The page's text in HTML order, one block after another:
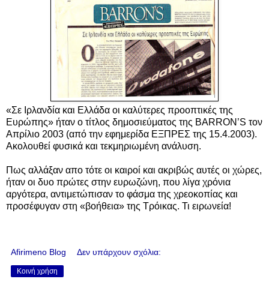
«Σε Ιρλανδία και Ελλάδα οι καλύτερες προοπτικές της
Ευρώπης» ήταν ο τίτλος δημοσιεύματος της BARRON’S τον
Απρίλιο 2003 (από την εφημερίδα ΕΞΠΡΕΣ της 15.4.2003).
Ακολουθεί φυσικά και τεκμηριωμένη ανάλυση.
Πως αλλάξαν απο τότε οι καιροί και ακριβώς αυτές οι χώρες,
ήταν οι δυο πρώτες στην ευρωζώνη, που λίγα χρόνια
αργότερα, αντιμετώπισαν το φάσμα της χρεοκοπίας και
προσέφυγαν στη «βοήθεια» της Τρόικας. Τι ειρωνεία!
Afirimeno Blog Δεν υπάρχουν σχόλια:
Κοινή χρήση